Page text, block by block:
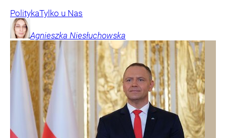
PolitykaTylko u Nas
Agnieszka Niesłuchowska